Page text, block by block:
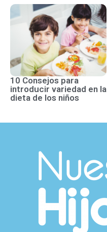
10 Consejos para
introducir variedad en la
dieta de los niños